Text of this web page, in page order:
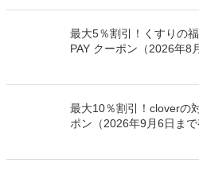
最大5％割引！くすりの
PAY クーポン（2026年8
最大10％割引！cloverの
ポン（2026年9月6日まで